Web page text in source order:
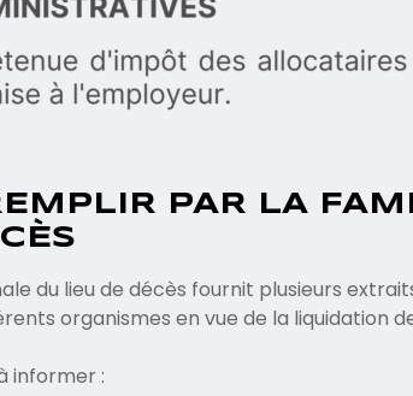
PAR LA
du lieu de décès fournit plusieurs
organismes en vue de la liquidation
informer :